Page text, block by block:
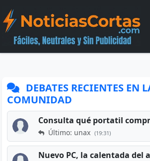
DEBATES RECIENTES EN
COMUNIDAD
Consulta qué portatil
Último: unax (19:31)
Nuevo PC, la calentada del